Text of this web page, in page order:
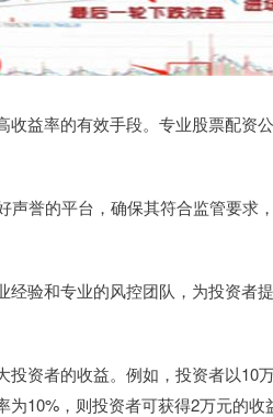
收益率的有效手段。专业股票配资
声誉的平台，确保其符合监管要求
经验和专业的风控团队，为投资者
投资者的收益。例如，投资者以10
10%，则投资者可获得2万元的收